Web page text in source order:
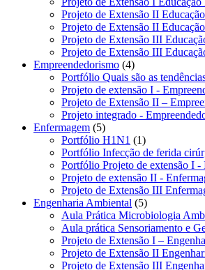
Projeto de Extensão II
Projeto de Extensão II
Projeto de Extensão III
Projeto de Extensão III
Empreendedorismo 44
produtos
Portfólio Quais são as
Projeto de extensão I -
Projeto de Extensão II –
Projeto integrado -
Enfermagem 55
produtos
Portfólio H1N1 11
produto
Portfólio Infecção de ferida
Portfólio Projeto de extensão I -
Projeto de extensão II -
Projeto de Extensão III
Engenharia Ambiental 55
produtos
Aula Prática Microbiologia
Aula prática Sensoriamento e
Projeto de Extensão I –
Projeto de Extensão II
Projeto de Extensão III